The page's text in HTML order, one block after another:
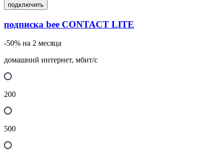
подключить
подписка bee CONTACT LITE
-50% на 2 месяца
домашний интернет, мбит/с
200
500